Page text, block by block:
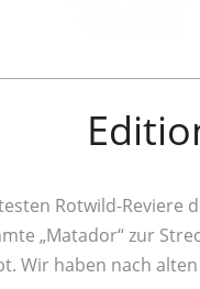
Rotwild-Reviere
„Matador“ zur
Wir haben nach